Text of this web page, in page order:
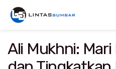
Ali Mukhni: